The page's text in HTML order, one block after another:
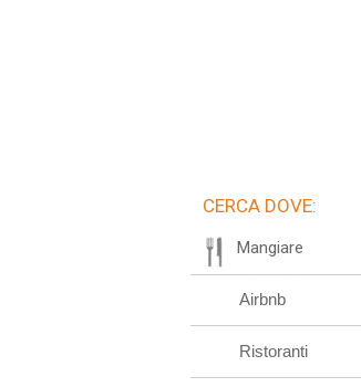
CERCA DOVE:
Mangiare
Airbnb
Ristoranti